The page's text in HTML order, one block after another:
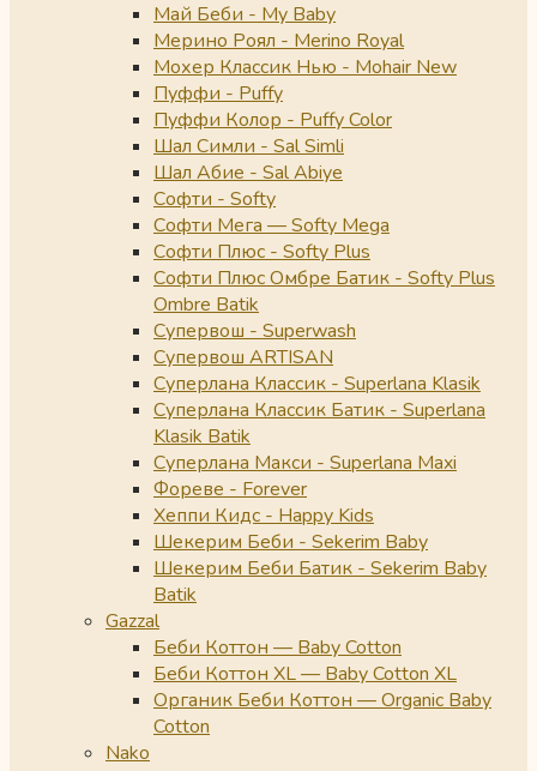
Май Беби - My Baby
Мерино Роял - Merino Royal
Мохер Классик Нью - Mohair New
Пуффи - Puffy
Пуффи Колор - Puffy Color
Шал Симли - Sal Simli
Шал Абие - Sal Abiye
Софти - Softy
Софти Мега — Softy Mega
Софти Плюс - Softy Plus
Софти Плюс Омбре Батик - Softy Plus
Ombre Batik
Супервош - Superwash
Супервош ARTISAN
Суперлана Классик - Superlana Klasik
Суперлана Классик Батик - Superlana
Klasik Batik
Суперлана Макси - Superlana Maxi
Фореве - Forever
Хеппи Кидс - Happy Kids
Шекерим Беби - Sekerim Baby
Шекерим Беби Батик - Sekerim Baby
Batik
Gazzal
Беби Коттон — Baby Cotton
Беби Коттон XL — Baby Cotton XL
Органик Беби Коттон — Organic Baby
Cotton
Nako